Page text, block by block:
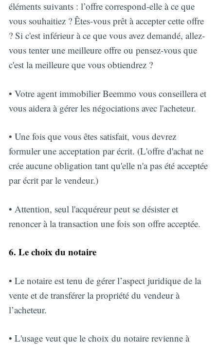
éléments suivants : l’offre correspond-elle à ce que
vous souhaitiez ? Êtes-vous prêt à accepter cette offre
? Si c'est inférieur à ce que vous avez demandé, allez-
vous tenter une meilleure offre ou pensez-vous que
c'est la meilleure que vous obtiendrez ?
• Votre agent immobilier Beemmo vous conseillera et
vous aidera à gérer les négociations avec l'acheteur.
• Une fois que vous êtes satisfait, vous devrez
formuler une acceptation par écrit. (L'offre d'achat ne
crée aucune obligation tant qu'elle n'a pas été acceptée
par écrit par le vendeur.)
• Attention, seul l'acquéreur peut se désister et
renoncer à la transaction une fois son offre acceptée.
6. Le choix du notaire
• Le notaire est tenu de gérer l’aspect juridique de la
vente et de transférer la propriété du vendeur à
l’acheteur.
• L'usage veut que le choix du notaire revienne à